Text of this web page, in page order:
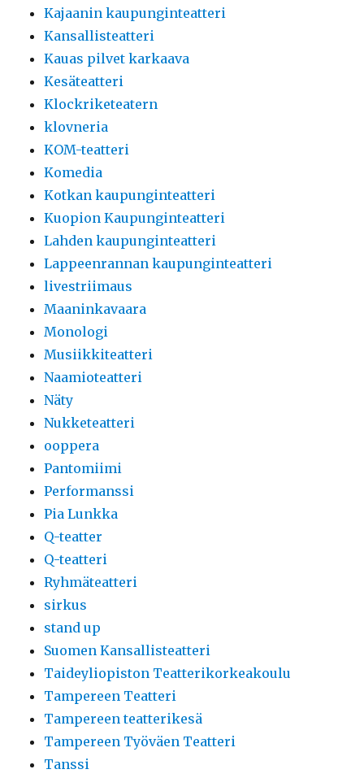
Kajaanin kaupunginteatteri
Kansallisteatteri
Kauas pilvet karkaava
Kesäteatteri
Klockriketeatern
klovneria
KOM-teatteri
Komedia
Kotkan kaupunginteatteri
Kuopion Kaupunginteatteri
Lahden kaupunginteatteri
Lappeenrannan kaupunginteatteri
livestriimaus
Maaninkavaara
Monologi
Musiikkiteatteri
Naamioteatteri
Näty
Nukketeatteri
ooppera
Pantomiimi
Performanssi
Pia Lunkka
Q-teatter
Q-teatteri
Ryhmäteatteri
sirkus
stand up
Suomen Kansallisteatteri
Taideyliopiston Teatterikorkeakoulu
Tampereen Teatteri
Tampereen teatterikesä
Tampereen Työväen Teatteri
Tanssi